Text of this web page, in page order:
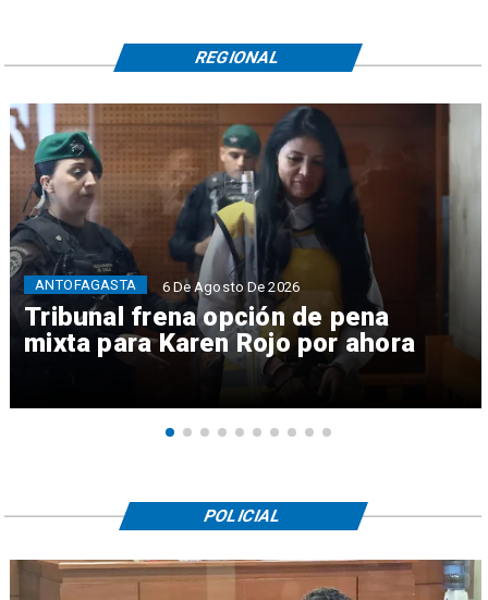
Tribunal frena opción de pena
mixta para Karen Rojo por ahora
ANTOFAGASTA 6 De Agosto De 2026
REGIONAL
POLICIAL